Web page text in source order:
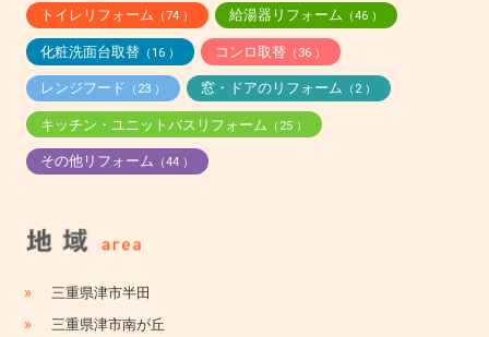
トイレリフォーム （74 ） 給湯器リフォーム （46 ）
化粧洗面台取替（16 ） コンロ取替 （36 ）
レンジフード （23 ） 窓・ドアのリフォーム （2 ）
キッチン・ユニットバスリフォーム （25 ）
その他リフォーム （44 ）
» 三重県津市半田
» 三重県津市南が丘